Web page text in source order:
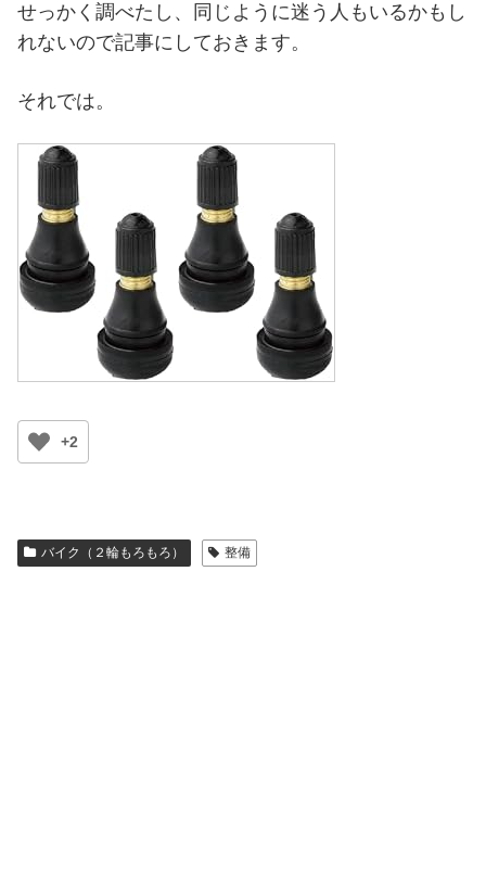
せっかく調べたし、同じように迷う人もいるかもし
れないので記事にしておきます。
それでは。
+2
バイク（２輪もろもろ） 整備